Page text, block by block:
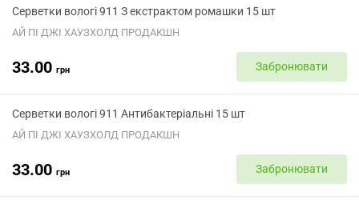
Серветки вологі 911 З екстрактом ромашки 15 шт
АЙ ПІ ДЖІ ХАУЗХОЛД ПРОДАКШН
33.00 грн Забронювати
Серветки вологі 911 Антибактеріальні 15 шт
АЙ ПІ ДЖІ ХАУЗХОЛД ПРОДАКШН
33.00 грн Забронювати